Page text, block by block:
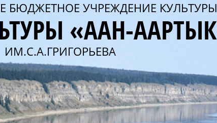
БЮДЖЕТНОЕ УЧРЕЖДЕНИЕ КУЛЬТУРЫ
«ААН-
ИМ.С.А.ГРИГОРЬЕВА